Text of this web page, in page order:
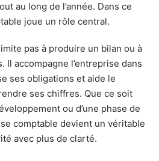
au long de l’année. Dans ce
joue un rôle central.
pas à produire un bilan ou à
accompagne l’entreprise dans
ses obligations et aide le
ses chiffres. Que ce soit
ou d’une phase de
comptable devient un véritable
avec plus de clarté.